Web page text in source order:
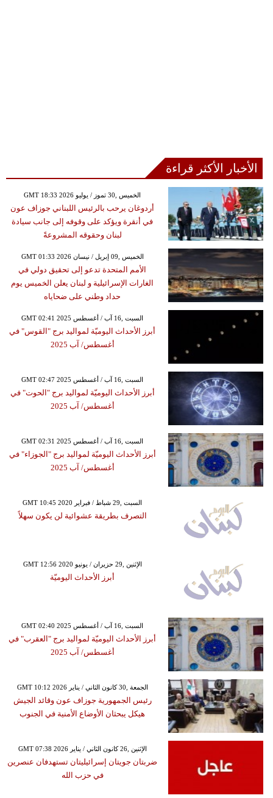
الأخبار الأكثر قراءة
GMT 18:33 2026 الخميس ,30 تموز / يوليو
أردوغان يرحب بالرئيس اللبناني جوزاف عون
في أنقرة ويؤكد على وقوفه إلى جانب سيادة
لبنان وحقوقه المشروعةً
GMT 01:33 2026 الخميس ,09 إبريل / نيسان
الأمم المتحدة تدعو إلى تحقيق دولي في
الغارات الإسرائيلية و لبنان يعلن الخميس يوم
حداد وطني على ضحاياه
GMT 02:41 2025 السبت ,16 آب / أغسطس
أبرز الأحداث اليوميّة لمواليد برج "القوس" في
أغسطس/ آب 2025
GMT 02:47 2025 السبت ,16 آب / أغسطس
أبرز الأحداث اليوميّة لمواليد برج "الحوت" في
أغسطس/ آب 2025
GMT 02:31 2025 السبت ,16 آب / أغسطس
أبرز الأحداث اليوميّة لمواليد برج "الجوزاء" في
أغسطس/ آب 2025
GMT 10:45 2020 السبت ,29 شباط / فبراير
التصرف بطريقة عشوائية لن يكون سهلاً
GMT 12:56 2020 الإثنين ,29 حزيران / يونيو
أبرز الأحداث اليوميّة
GMT 02:40 2025 السبت ,16 آب / أغسطس
أبرز الأحداث اليوميّة لمواليد برج "العقرب" في
أغسطس/ آب 2025
GMT 10:12 2026 الجمعة ,30 كانون الثاني / يناير
رئيس الجمهورية جوزاف عون وقائد الجيش
هيكل يبحثان الأوضاع الأمنية في الجنوب
GMT 07:38 2026 الإثنين ,26 كانون الثاني / يناير
ضربتان جويتان إسرائيليتان تستهدفان عنصرين
في حزب الله